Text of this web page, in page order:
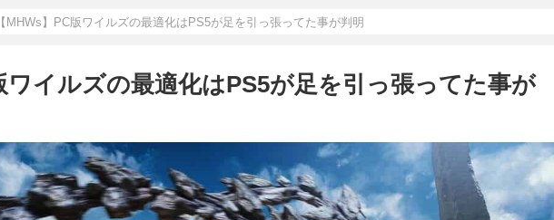
【MHWs】PC版ワイルズの最適化はPS5が足を引っ張ってた事が判明
ワイルズの最適化はPS5が足を引っ張ってた事が